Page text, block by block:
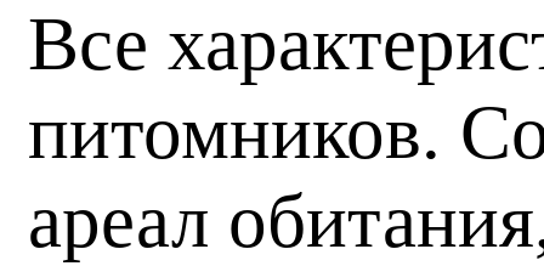
Все
питомников.
ареал